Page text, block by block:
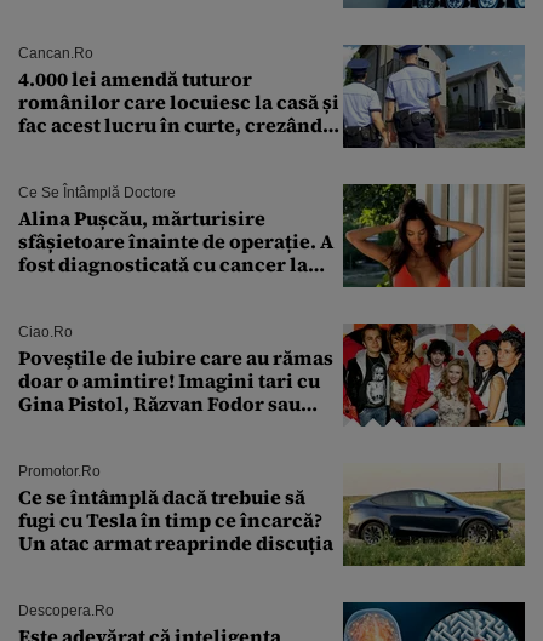
Cancan.ro
4.000 lei amendă tuturor
românilor care locuiesc la casă și
fac acest lucru în curte, crezând
Ce Se Întâmplă Doctore
Alina Pușcău, mărturisire
sfâșietoare înainte de operație. A
fost diagnosticată cu cancer la
îmi salvez viața”
Ciao.ro
Poveştile de iubire care au rămas
doar o amintire! Imagini tari cu
Gina Pistol, Răzvan Fodor sau
Promotor.ro
Ce se întâmplă dacă trebuie să
fugi cu Tesla în timp ce încarcă?
Un atac armat reaprinde discuția
Descopera.ro